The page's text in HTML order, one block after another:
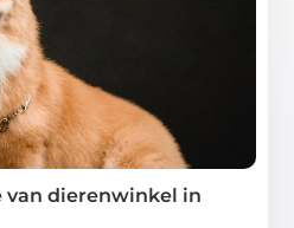
van dierenwinkel in